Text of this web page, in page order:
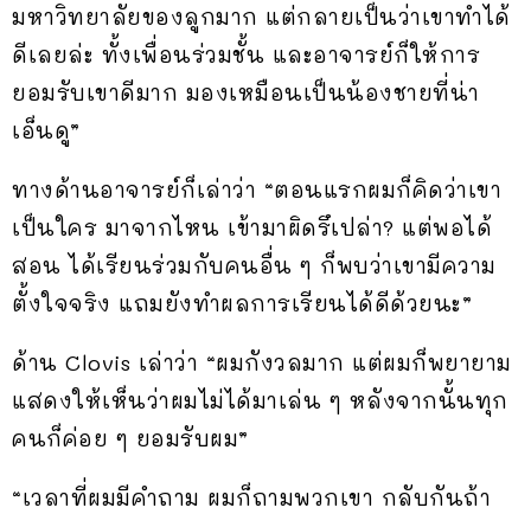
มหาวิทยาลัยของลูกมาก แต่กลายเป็นว่าเขาทำได้
ดีเลยล่ะ ทั้งเพื่อนร่วมชั้น และอาจารย์ก็ให้การ
ยอมรับเขาดีมาก มองเหมือนเป็นน้องชายที่น่า
เอ็นดู”
ทางด้านอาจารย์ก็เล่าว่า “ตอนแรกผมก็คิดว่าเขา
เป็นใคร มาจากไหน เข้ามาผิดรึเปล่า? แต่พอได้
สอน ได้เรียนร่วมกับคนอื่น ๆ ก็พบว่าเขามีความ
ตั้งใจจริง แถมยังทำผลการเรียนได้ดีด้วยนะ”
ด้าน Clovis เล่าว่า “ผมกังวลมาก แต่ผมก็พยายาม
แสดงให้เห็นว่าผมไม่ได้มาเล่น ๆ หลังจากนั้นทุก
คนก็ค่อย ๆ ยอมรับผม”
“เวลาที่ผมมีคำถาม ผมก็ถามพวกเขา กลับกันถ้า